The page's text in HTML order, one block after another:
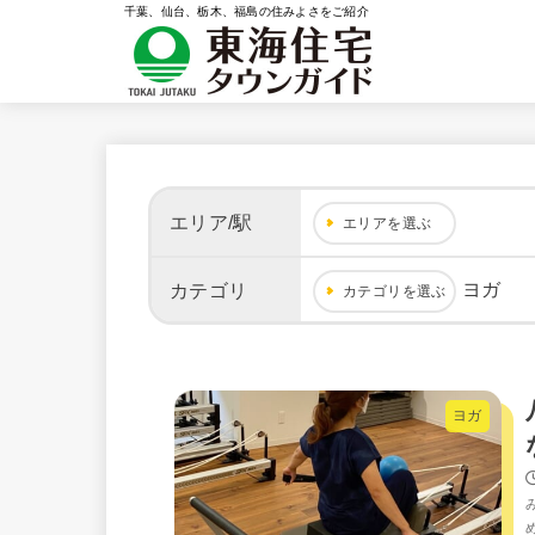
千葉、仙台、栃木、福島の住みよさをご紹介
エリア/駅 エリアを選ぶ
カテゴリ カテゴリを選ぶ ヨガ
ヨガ